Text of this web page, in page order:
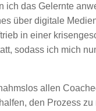
ich das Gelernte
über digitale
in einer
sodass ich mich
allen
den Prozess zu